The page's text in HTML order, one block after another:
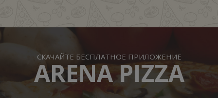
СКАЧАЙТЕ БЕСПЛАТНОЕ ПРИЛОЖЕНИЕ
ARENA PIZZA